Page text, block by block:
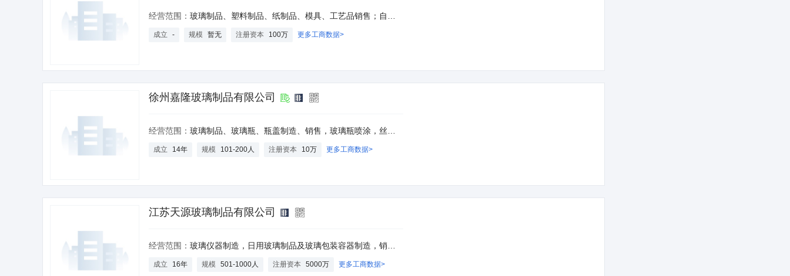
经营范围： 玻璃制品、塑料制品、纸制品、模具、工艺品销售；自营和代理各类商品及技术的进出口业务（国家限定经营或禁止进出口的商品和技术除外）。（依法须经批准的项目，经相关部门批准后方可开展经营活动）
成立 - 规模 暂无 注册资本 100万 更多工商数据>
徐州嘉隆玻璃制品有限公司
经营范围： 玻璃制品、玻璃瓶、瓶盖制造、销售，玻璃瓶喷涂，丝印，玻璃制品、玻璃器皿、玻璃仪器、烤花、蒙砂、纸箱、玻璃工艺品、包装机、玻璃包装制品、收缩膜、打包带、胶带、模具、托盘、塑料制品及原料、日用百货、建筑材料、电子产品（医疗器械除外）、一类医疗器械、办公用机械、文具用品销售，货物或技术进出口（国家禁止或涉及行政审批的货物和技术进出口除外）。（依法须经批准的项目，经相关部门批准后方可开展经营活动）
成立 14年 规模 101-200人 注册资本 10万 更多工商数据>
江苏天源玻璃制品有限公司
经营范围： 玻璃仪器制造，日用玻璃制品及玻璃包装容器制造，销售本公司产品及经销日用玻璃制品。（依法须经批准的项目，经相关部门批准后方可开展经营活动）
成立 16年 规模 501-1000人 注册资本 5000万 更多工商数据>